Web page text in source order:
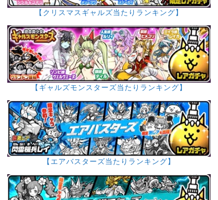
【クリスマスギャルズ当たりランキング】
【ギャルズモンスターズ当たりランキング】
【エアバスターズ当たりランキング】